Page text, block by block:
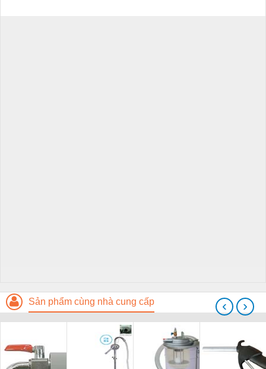
Sản phẩm cùng nhà cung cấp ‹ ›